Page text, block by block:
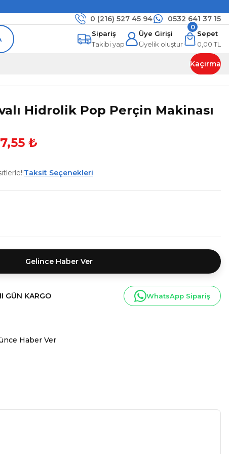
0 (216) 527 45 94 0532 641 37 15
Sipariş
Takibi yap
Üye Girişi
Üyelik oluştur
Sepet
0,00 TL
0
Kaçırma
Hidrolik Pop Perçin Makinası
₺
Taksit Seçenekleri
Gelince Haber Ver
GÜN KARGO WhatsApp Sipariş
Haber Ver